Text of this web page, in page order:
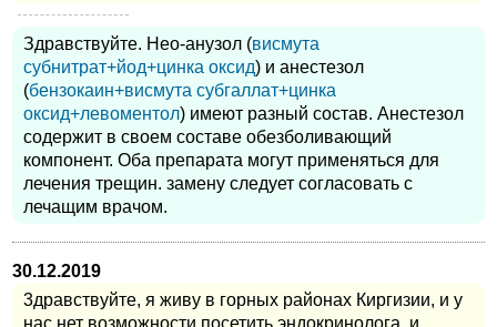
Здравствуйте. Нео-анузол (висмута
субнитрат+йод+цинка оксид) и анестезол
(бензокаин+висмута субгаллат+цинка
оксид+левоментол) имеют разный состав. Анестезол
содержит в своем составе обезболивающий
компонент. Оба препарата могут применяться для
лечения трещин. замену следует согласовать с
лечащим врачом.
30.12.2019
3дравствуйте, я живу в горных районах Киргизии, и у